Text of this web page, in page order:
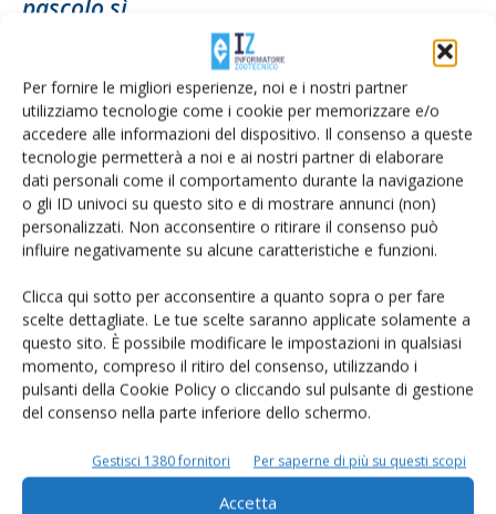
Per fornire le migliori esperienze, noi e i nostri partner
utilizziamo tecnologie come i cookie per memorizzare e/o
accedere alle informazioni del dispositivo. Il consenso a queste
tecnologie permetterà a noi e ai nostri partner di elaborare
dati personali come il comportamento durante la navigazione
o gli ID univoci su questo sito e di mostrare annunci (non)
personalizzati. Non acconsentire o ritirare il consenso può
influire negativamente su alcune caratteristiche e funzioni.
Clicca qui sotto per acconsentire a quanto sopra o per fare
scelte dettagliate. Le tue scelte saranno applicate solamente a
questo sito. È possibile modificare le impostazioni in qualsiasi
momento, compreso il ritiro del consenso, utilizzando i
pulsanti della Cookie Policy o cliccando sul pulsante di gestione
del consenso nella parte inferiore dello schermo.
Gestisci 1380 fornitori Per saperne di più su questi scopi
Accetta
pascolo sì
28 Maggio 2022
Bussone, Uncem: «Necessario un piano
lupo nazionale»
DiFrancesca Baccino 18 Maggio 2022